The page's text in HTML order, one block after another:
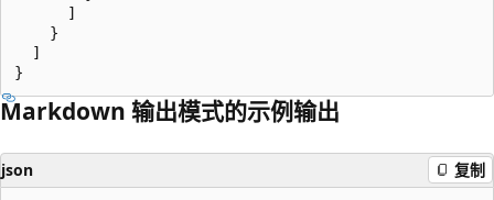
      ]
    }
  ]
Markdown 输出模式的示例输出
json 复制